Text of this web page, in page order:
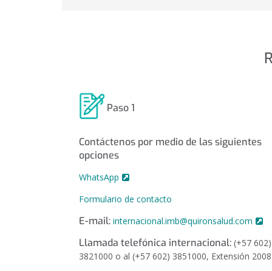
Paso 1
Contáctenos por medio de las siguientes
opciones
WhatsApp
Formulario de contacto
E-mail: internacional.imb@quironsalud.com
Llamada telefónica internacional: (+57 602)
3821000 o al (+57 602) 3851000, Extensión